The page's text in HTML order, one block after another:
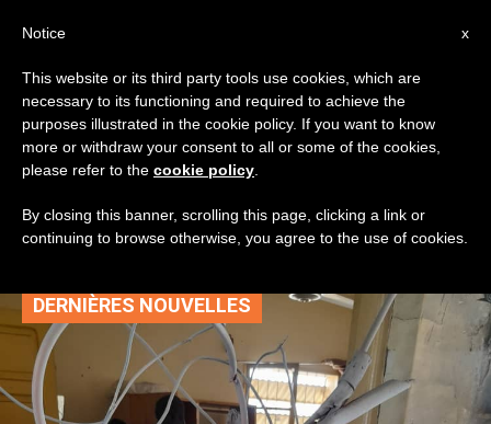
TAG
Posts Tagged
‘الساليزيات’
DERNIÈRES NOUVELLES
x
Notice
This website or its third party tools use cookies, which are
necessary to its functioning and required to achieve the
purposes illustrated in the cookie policy. If you want to know
more or withdraw your consent to all or some of the cookies,
please refer to the cookie policy
By closing this banner, scrolling this page, clicking a link or
continuing to browse otherwise, you agree to the use of cookies.